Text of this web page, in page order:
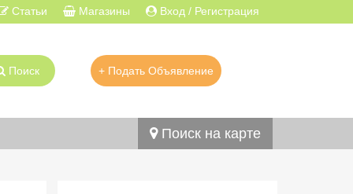
Вход / Регистрация
Магазины
Статьи
Поиск + Подать Объявление
Поиск на карте